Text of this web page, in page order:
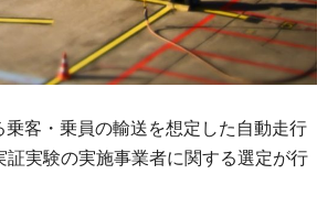
客・乗員の輸送を想定した自動走行
実験の実施事業者に関する選定が行